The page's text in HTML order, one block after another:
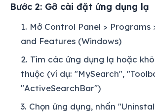
Bước 2: Gỡ cài đặt ứng dụng lạ
Mở Control Panel > Programs
and Features (Windows)
Tìm các ứng dụng lạ hoặc
thuộc (ví dụ: "MySearch",
"ActiveSearchBar")
Chọn ứng dụng, nhấn